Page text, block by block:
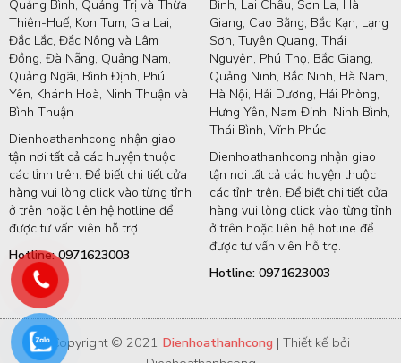
Quảng Bình, Quảng Trị và Thừa
Thiên-Huế, Kon Tum, Gia Lai,
Đắc Lắc, Đắc Nông và Lâm
Đồng, Đà Nẵng, Quảng Nam,
Quảng Ngãi, Bình Định, Phú
Yên, Khánh Hoà, Ninh Thuận và
Bình Thuận
Dienhoathanhcong nhận giao
tận nơi tất cả các huyện thuộc
các tỉnh trên. Để biết chi tiết cửa
hàng vui lòng click vào từng tỉnh
ở trên hoặc liên hệ hotline để
được tư vấn viên hỗ trợ.
Hotline: 0971623003
Bình, Lai Châu, Sơn La, Hà
Giang, Cao Bằng, Bắc Kạn, Lạng
Sơn, Tuyên Quang, Thái
Nguyên, Phú Thọ, Bắc Giang,
Quảng Ninh, Bắc Ninh, Hà Nam,
Hà Nội, Hải Dương, Hải Phòng,
Hưng Yên, Nam Định, Ninh Bình,
Thái Bình, Vĩnh Phúc
Dienhoathanhcong nhận giao
tận nơi tất cả các huyện thuộc
các tỉnh trên. Để biết chi tiết cửa
hàng vui lòng click vào từng tỉnh
ở trên hoặc liên hệ hotline để
được tư vấn viên hỗ trợ.
Hotline: 0971623003
Copyright © 2021 Dienhoathanhcong | Thiết kế bởi